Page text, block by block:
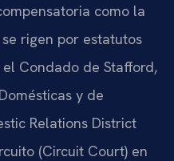
como la
rigen por estatutos
Condado de Stafford,
y de
Relations District
(Circuit Court) en